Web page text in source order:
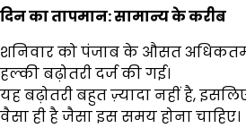
दिन का तापमान: सामान्य के करीब
शनिवार को पंजाब के औसत
हल्की बढ़ोतरी दर्ज की गई।
यह बढ़ोतरी बहुत ज़्यादा नहीं है,
वैसा ही है जैसा इस समय होना चाहिए।